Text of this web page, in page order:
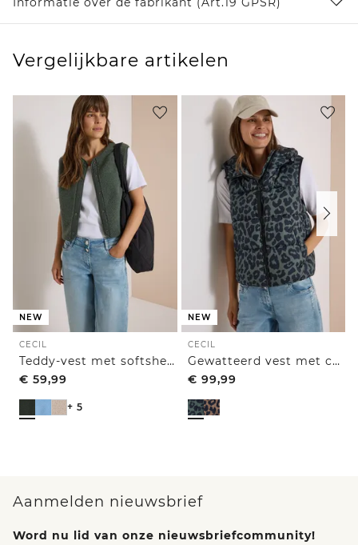
Vergelijkbare artikelen
NEW
CECIL
Teddy-vest met softshell-details
€ 59,99
+ 5
NEW
CECIL
Gewatteerd vest met capuchon en zakken
€ 99,99
Aanmelden nieuwsbrief
Word nu lid van onze nieuwsbriefcommunity!